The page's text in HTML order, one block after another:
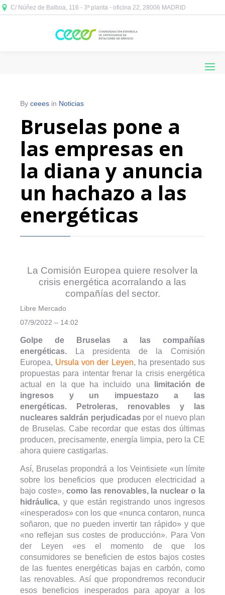
C/ Núñez de Balboa, 116 - 3ª planta - oficina 22, 28006 MADRID
By ceees in Noticias
Bruselas pone a
las empresas en
la diana y anuncia
un hachazo a las
energéticas
La Comisión Europea quiere resolver la
crisis energética acorralando a las
compañías del sector.
Libre Mercado
07/9/2022 – 14:02
Golpe de Bruselas a las compañías
energéticas.
La presidenta de la Comisión
Europea, Ursula von der Leyen, ha presentado sus
propuestas para intentar frenar la crisis energética
actual en la que ha incluido una
limitación de
ingresos y un impuestazo a las
energéticas.
Petroleras, renovables y las
nucleares saldrán perjudicadaspor el nuevo plan
de Bruselas. Cabe recordar que estas dos últimas
producen, precisamente, energía limpia, pero la CE
ahora quiere castigarlas.
Así, Bruselas propondrá a los Veintisiete «un límite
sobre los beneficios que producen electricidad a
bajo coste», como las renovables, la nuclear o la
hidráulica, y que están registrando unos ingresos
«inesperados» con los que «nunca contaron, nunca
soñaron, que no pueden invertir tan rápido» y que
«no reflejan sus costes de producción». Para Von
der Leyen «es el momento de que los
consumidores se beneficien de estos bajos costes
de las fuentes energéticas bajas en carbón, como
las renovables. Así que propondremos reconducir
esos beneficios inesperados para apoyar a los